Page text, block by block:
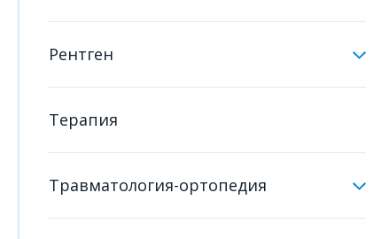
Рентген
Терапия
Травматология-ортопедия